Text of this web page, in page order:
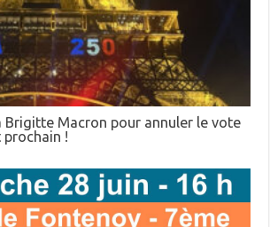
Brigitte Macron pour annuler le vote
!